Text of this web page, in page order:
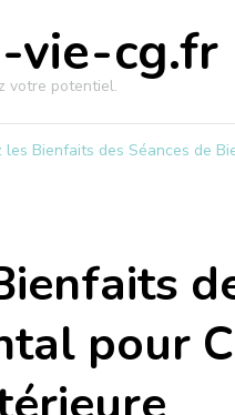
vie-cg.fr
votre potentiel.
les Bienfaits des Séances de
pour